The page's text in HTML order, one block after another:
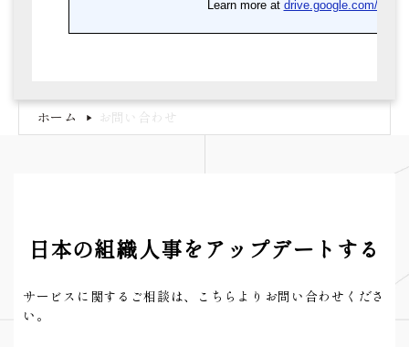
ホーム ▶ お問い合わせ
日本の組織人事をアップデートする
サービスに関するご相談は、こちらよりお問い合わせくださ
い。